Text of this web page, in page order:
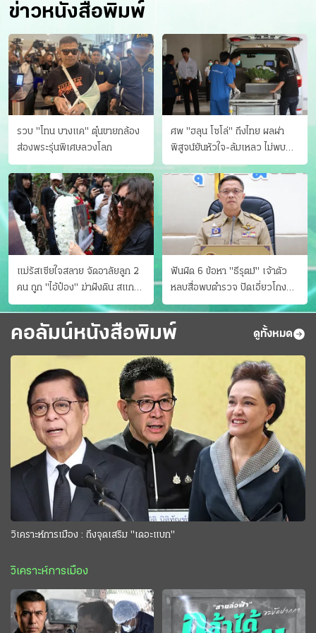
ข่าวหนังสือพิมพ์
รวบ "โทน บางแค" ตุ๋นขายกล้อง
ส่องพระรุ่นพิเศษลวงโลก
ศพ "ฮลุน โซโล่" ถึงไทย ผลผ่า
พิสูจน์ยันหัวใจ-ล้มเหลว ไม่พบ
บาดแผล
แม่รัสเซียใจสลาย จัดอาลัยลูก 2
คน ถูก "ไอ้ป๋อง" ฆ่าฝังดิน สแกน
ไม่มีศพเพิ่ม
ฟันผิด 6 ข้อหา "ธีรุตม์" เจ้าตัว
หลบสื่อพบตำรวจ ปัดเอี่ยวโกง
สอบท้องถิ่น จ่อบี้รํ่ารวยมากปกติ
คอลัมน์หนังสือพิมพ์ ดูทั้งหมด
วิเคราะห์การเมือง : ถึงจุดเสริม "เดอะแบก"
วิเคราะห์การเมือง